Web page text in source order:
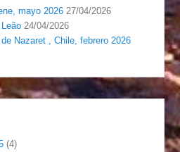
mayo 2026 27/04/2026
24/04/2026
Nazaret , Chile, febrero 2026
(4)